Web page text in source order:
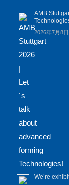
AMB
2026年7月8日
We’re